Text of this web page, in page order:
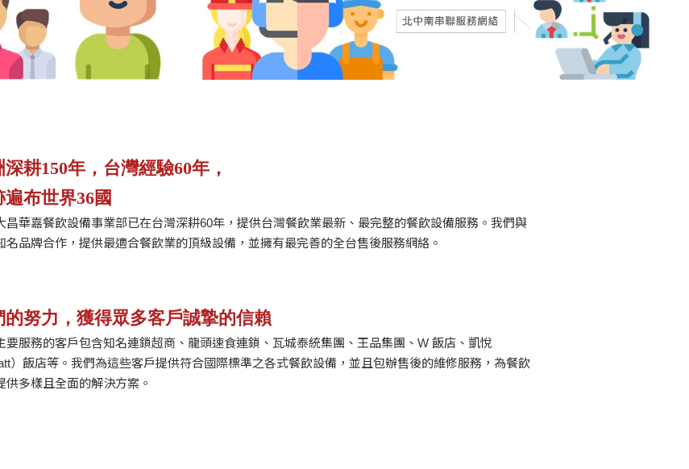
深耕150年，台灣經驗60年，
遍布世界36國
昌華嘉餐飲設備事業部已在台灣深耕60年，提供台灣餐飲業最新、最完整的餐飲設備服務。我們與
名品牌合作，提供最適合餐飲業的頂級設備，並擁有最完善的全台售後服務網絡。
的努力，獲得眾多客戶誠摯的信賴
要服務的客戶包含知名連鎖超商、龍頭速食連鎖、瓦城泰統集團、王品集團、W 飯店、凱悅
）飯店等。我們為這些客戶提供符合國際標準之各式餐飲設備，並且包辦售後的維修服務，為餐飲
供多樣且全面的解決方案。